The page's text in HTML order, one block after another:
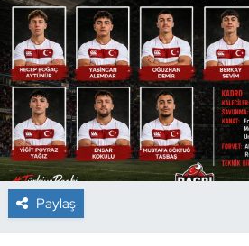
Paylaş
Buz Pateni
Çim Hokeyi
Cimnastik
Curling
Dağcılık